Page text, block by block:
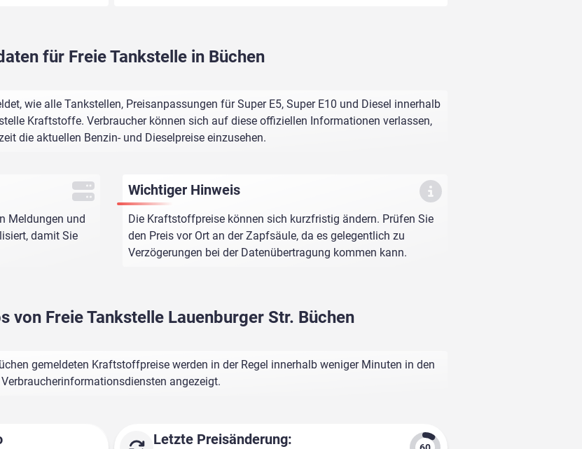
für Freie Tankstelle in Büchen
wie alle Tankstellen, Preisanpassungen für Super E5, Super E10 und Diesel innerhalb
Kraftstoffe. Verbraucher können sich auf diese offiziellen Informationen verlassen,
die aktuellen Benzin- und Dieselpreise einzusehen.
Meldungen und
damit Sie
Wichtiger Hinweis
Die Kraftstoffpreise können sich kurzfristig ändern. Prüfen Sie
den Preis vor Ort an der Zapfsäule, da es gelegentlich zu
Verzögerungen bei der Datenübertragung kommen kann.
von Freie Tankstelle Lauenburger Str. Büchen
gemeldeten Kraftstoffpreise werden in der Regel innerhalb weniger Minuten in den
Verbraucherinformationsdiensten angezeigt.
Letzte Preisänderung: